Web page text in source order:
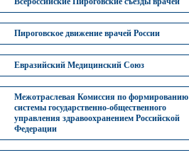
Пироговское движение врачей России
Евразийский Медицинский Союз
Межотраслевая Комиссия по формированию
системы государственно-общественного
управления здравоохранением Российской
Федерации